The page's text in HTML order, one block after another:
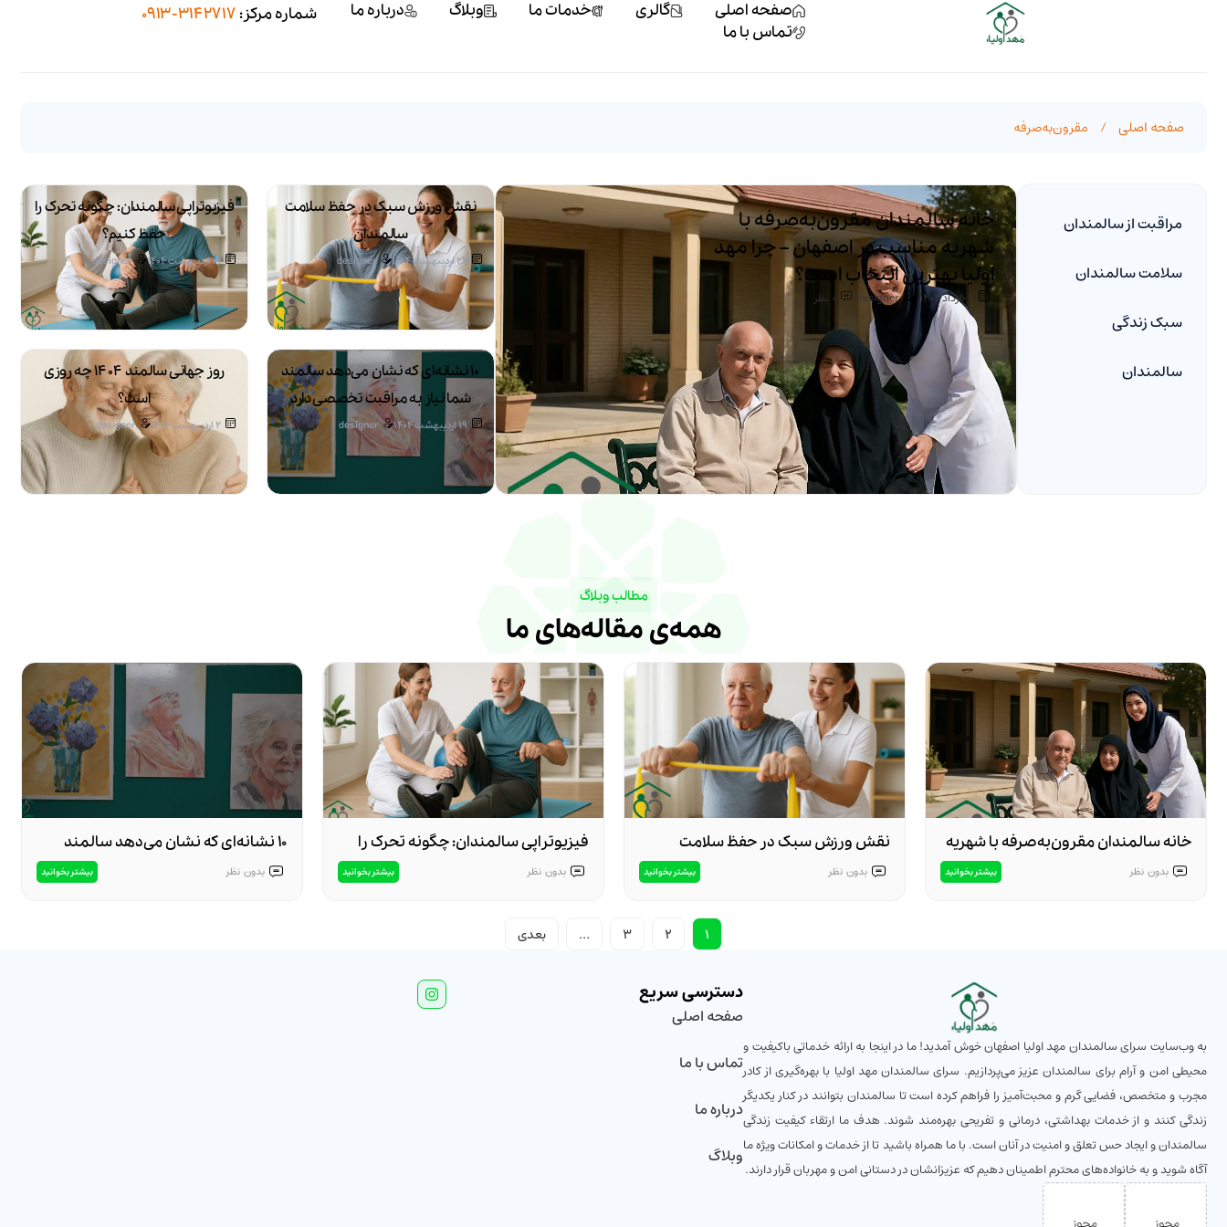
صفحه اصلی گالری خدمات ما وبلاگ
درباره ما
تماس با ما
شماره مرکز:3142717-0913
صفحه اصلی / مقرون‌به‌صرفه
مراقبت از سالمندان
سلامت سالمندان
سبک زندگی
سالمندان
خانه سالمندان مقرون‌به‌صرفه با
شهریه مناسب در اصفهان – چرا مهد
اولیا بهترین انتخاب است؟
4 خرداد 1404 designer
0 نظر
نقش ورزش سبک در حفظ سلامت
سالمندان
24 اردیبهشت 1404 designer
فیزیوتراپی سالمندان: چگونه تحرک را
حفظ کنیم؟
21 اردیبهشت 1404 designer
۱۰ نشانه‌ای که نشان می‌دهد سالمند
شما نیاز به مراقبت تخصصی دارد
19 اردیبهشت 1404 designer
روز جهانی سالمند ۱۴۰۴ چه روزی
است؟
2 اردیبهشت 1404 designer
مطالب وبلاگ
همه‌ی مقاله‌های ما
خانه سالمندان مقرون‌به‌صرفه با شهریه
مناسب در اصفهان – چرا مهد اولیا
بهترین انتخاب است؟
بدون نظر بیشتر بخوانید
نقش ورزش سبک در حفظ سلامت
سالمندان
بدون نظر بیشتر بخوانید
فیزیوتراپی سالمندان: چگونه تحرک را
حفظ کنیم؟
بدون نظر بیشتر بخوانید
۱۰ نشانه‌ای که نشان می‌دهد سالمند
شما نیاز به مراقبت تخصصی دارد
بدون نظر بیشتر بخوانید
1
2
3
… بعدی
به وب‌سایت سرای سالمندان مهد اولیا اصفهان خوش آمدید! ما در اینجا به ارائه خدماتی باکیفیت و
محیطی امن و آرام برای سالمندان عزیز می‌پردازیم. سرای سالمندان مهد اولیا با بهره‌گیری از کادر
مجرب و متخصص، فضایی گرم و محبت‌آمیز را فراهم کرده است تا سالمندان بتوانند در کنار یکدیگر
زندگی کنند و از خدمات بهداشتی، درمانی و تفریحی بهره‌مند شوند. هدف ما ارتقاء کیفیت زندگی
سالمندان و ایجاد حس تعلق و امنیت در آنان است. با ما همراه باشید تا از خدمات و امکانات ویژه ما
آگاه شوید و به خانواده‌های محترم اطمینان دهیم که عزیزانشان در دستانی امن و مهربان قرار دارند.
دسترسی سریع
صفحه اصلی
تماس با ما
درباره ما
وبلاگ